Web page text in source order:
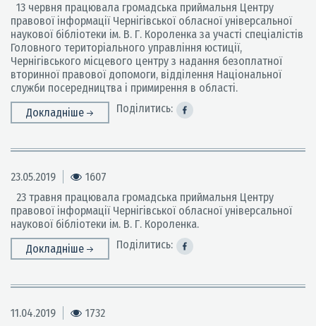
13 червня працювала громадська приймальня Центру
правової інформації Чернігівської обласної універсальної
наукової бібліотеки ім. В. Г. Короленка за участі спеціалістів
Головного територіального управління юстиції,
Чернігівського місцевого центру з надання безоплатної
вторинної правової допомоги, відділення Національної
служби посередництва і примирення в області.
Докладніше
Поділитись:
23.05.2019
1607
23 травня працювала громадська приймальня Центру
правової інформації Чернігівської обласної універсальної
наукової бібліотеки ім. В. Г. Короленка.
Докладніше
Поділитись:
11.04.2019
1732